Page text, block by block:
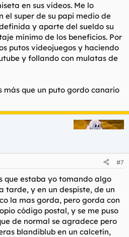
en sus vídeos. Me lo
super de su papi medio de
y aparte del sueldo su
mínimo de los beneficios. Por
putos videojuegos y haciendo
y follando con mulatas de
más que un puto gordo canario
#7
que estaba yo tomando algo
tarde, y en un despiste, de un
la mas gorda, pero gorda con
código postal, y se me puso
de normal se agradece pero
blandiblub en un calcetín,